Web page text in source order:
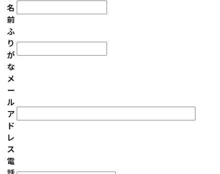
名
前
ふ
り
が
な
メ
ー
ル
ア
ド
レ
ス
電